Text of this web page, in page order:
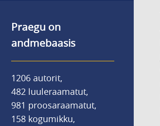
Praegu on
andmebaasis
1206 autorit,
482 luuleraamatut,
981 proosaraamatut,
158 kogumikku,